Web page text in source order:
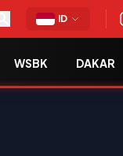
ID
WSBK DAKAR